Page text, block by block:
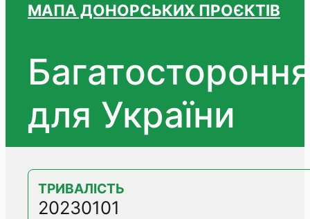
МАПА ДОНОРСЬКИХ ПРОЄКТІВ
для України
ТРИВАЛІСТЬ
20230101